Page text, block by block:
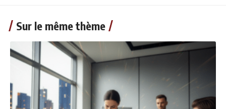
Sur le même thème